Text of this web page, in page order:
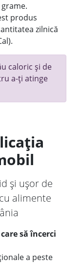
produs
zilnică
caloric și de
a-ți atinge
și ușor de
alimente
să încerci
a peste